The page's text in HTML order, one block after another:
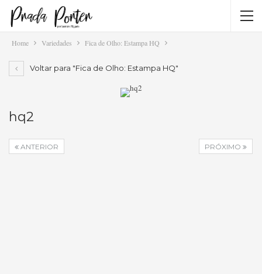
Home Variedades Fica de Olho: Estampa HQ
Voltar para "Fica de Olho: Estampa HQ"
hq2
PRÓXIMO
ANTERIOR